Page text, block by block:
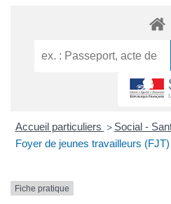
Accueil particuliers > Social -
Foyer de jeunes travailleurs
Fiche pratique